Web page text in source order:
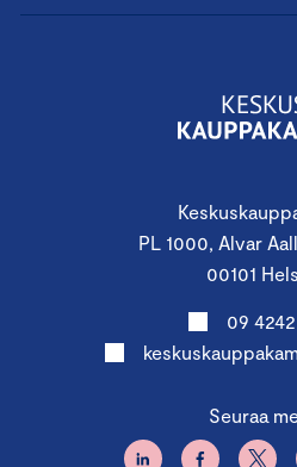
PL 1000, Alvar
00101
09
Seuraa